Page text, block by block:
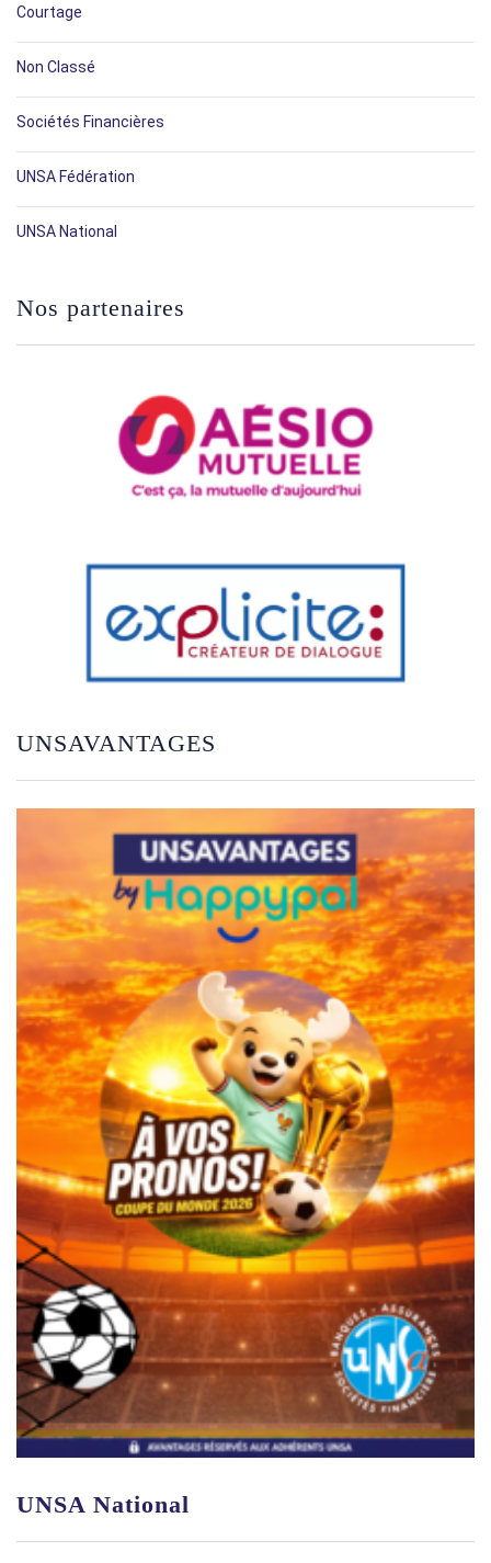
Courtage
Non Classé
Sociétés Financières
UNSA Fédération
UNSA National
Nos partenaires
UNSAVANTAGES
UNSA National